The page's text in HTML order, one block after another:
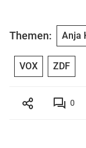
Themen: Anja
VOX ZDF
0